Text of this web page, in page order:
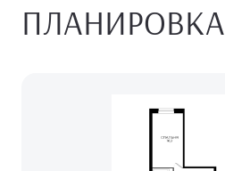
ПЛАНИРОВКА